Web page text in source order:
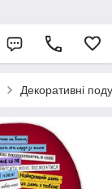
Декоративні